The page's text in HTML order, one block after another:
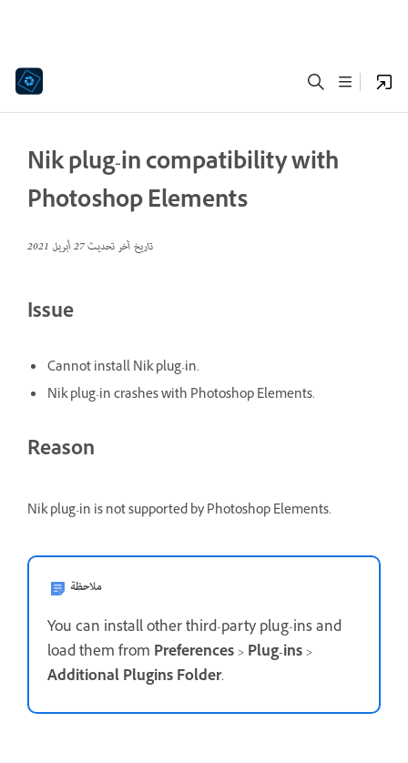
Nik plug-in compatibility with
Photoshop Elements
تاريخ آخر تحديث27 أبريل 2021
Issue
Cannot install Nik plug-in.
Nik plug-in crashes with Photoshop Elements.
Reason
Nik plug-in is not supported by Photoshop Elements.
ملاحظة
You can install other third-party plug-ins and
load them from Preferences>Plug-ins>
Additional Plugins Folder.